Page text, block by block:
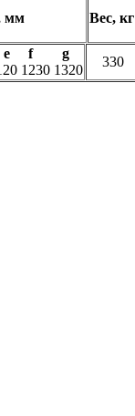
мм Вес, кг
f g
1230 1320
330